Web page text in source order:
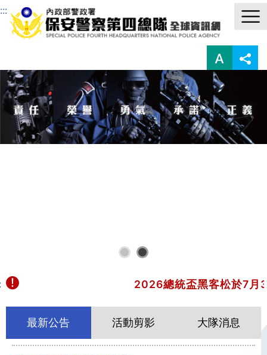
進入內容區塊
:::
1 2
2026總統盃黑客松於7月
最新公告 活動剪影 大隊消息